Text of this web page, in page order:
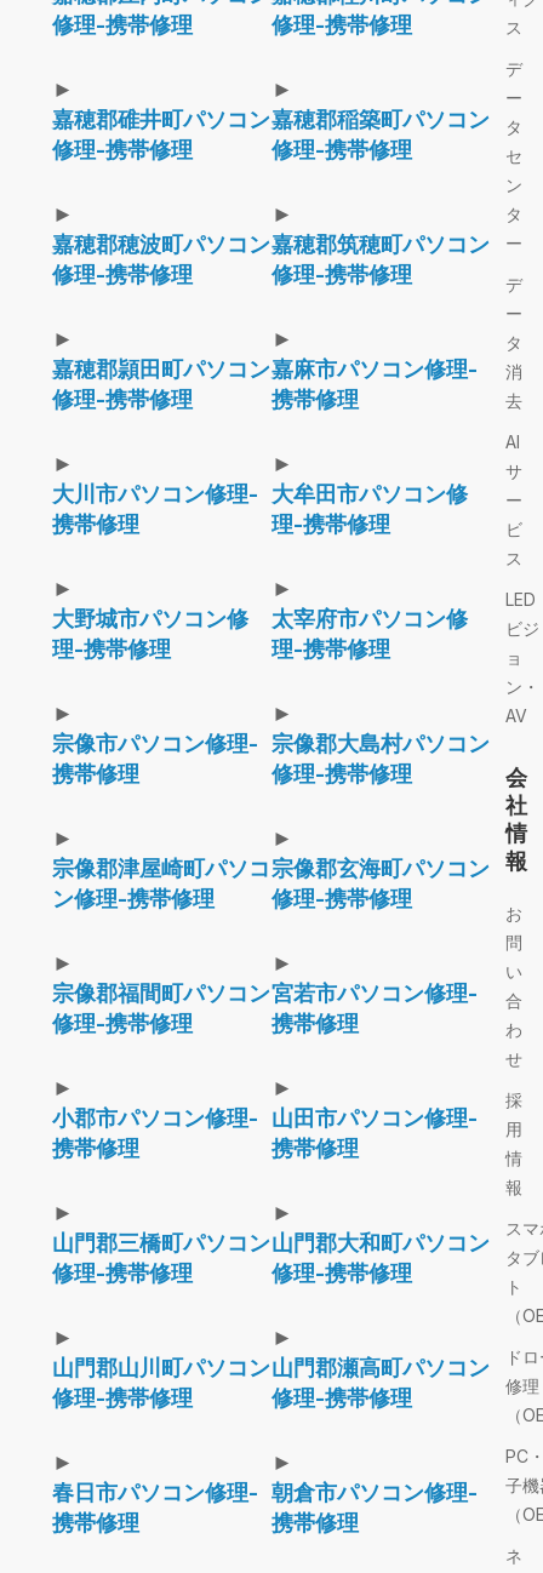
修理-携帯修理
修理-携帯修理
►
嘉穂郡碓井町パソコン
修理-携帯修理
►
嘉穂郡稲築町パソコン
修理-携帯修理
►
嘉穂郡穂波町パソコン
修理-携帯修理
►
嘉穂郡筑穂町パソコン
修理-携帯修理
►
嘉穂郡頴田町パソコン
修理-携帯修理
►
嘉麻市パソコン修理-
携帯修理
►
大川市パソコン修理-
携帯修理
►
大牟田市パソコン修
理-携帯修理
►
大野城市パソコン修
理-携帯修理
►
太宰府市パソコン修
理-携帯修理
►
宗像市パソコン修理-
携帯修理
►
宗像郡大島村パソコン
修理-携帯修理
►
宗像郡津屋崎町パソコ
ン修理-携帯修理
►
宗像郡玄海町パソコン
修理-携帯修理
►
宗像郡福間町パソコン
修理-携帯修理
►
宮若市パソコン修理-
携帯修理
►
小郡市パソコン修理-
携帯修理
►
山田市パソコン修理-
携帯修理
►
山門郡三橋町パソコン
修理-携帯修理
►
山門郡大和町パソコン
修理-携帯修理
►
山門郡山川町パソコン
修理-携帯修理
►
山門郡瀬高町パソコン
修理-携帯修理
►
春日市パソコン修理-
携帯修理
►
朝倉市パソコン修理-
携帯修理
ス
デ
ー
タ
セ
ン
タ
ー
デ
ー
タ
消
去
AI
サ
ー
ビ
ス
LED
ビジ
ョ
ン・
AV
会
社
情
報
お
問
い
合
わ
せ
採
用
情
報
ス
タ
ト
（
ド
修理
（
PC
子機
（
ネ